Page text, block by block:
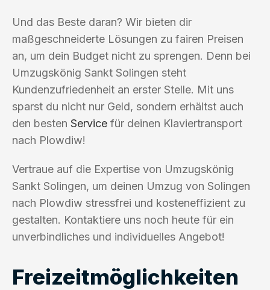
Und das Beste daran? Wir bieten dir
maßgeschneiderte Lösungen zu fairen Preisen
an, um dein Budget nicht zu sprengen. Denn bei
Umzugskönig Sankt Solingen steht
Kundenzufriedenheit an erster Stelle. Mit uns
sparst du nicht nur Geld, sondern erhältst auch
den besten Service für deinen Klaviertransport
nach Plowdiw!
Vertraue auf die Expertise von Umzugskönig
Sankt Solingen, um deinen Umzug von Solingen
nach Plowdiw stressfrei und kosteneffizient zu
gestalten. Kontaktiere uns noch heute für ein
unverbindliches und individuelles Angebot!
Freizeitmöglichkeiten